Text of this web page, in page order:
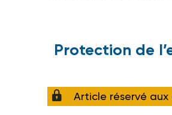
Protection de
Article réservé aux